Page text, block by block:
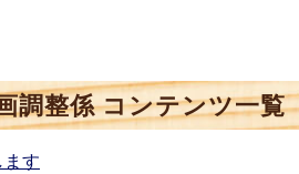
調整係 コンテンツ一覧
す